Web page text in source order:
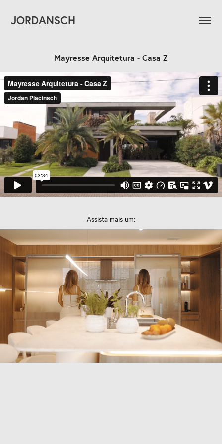
JORDANSCH
Mayresse Arquitetura - Casa Z
Assista mais um:
Cristina da Luz - Casa 10